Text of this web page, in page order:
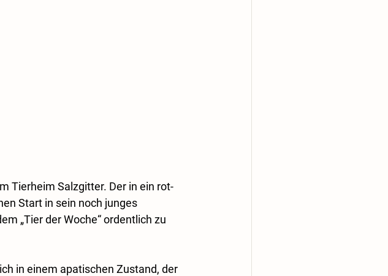
Tierheim Salzgitter. Der in ein rot-
Start in sein noch junges
„Tier der Woche“ ordentlich zu
in einem apatischen Zustand, der